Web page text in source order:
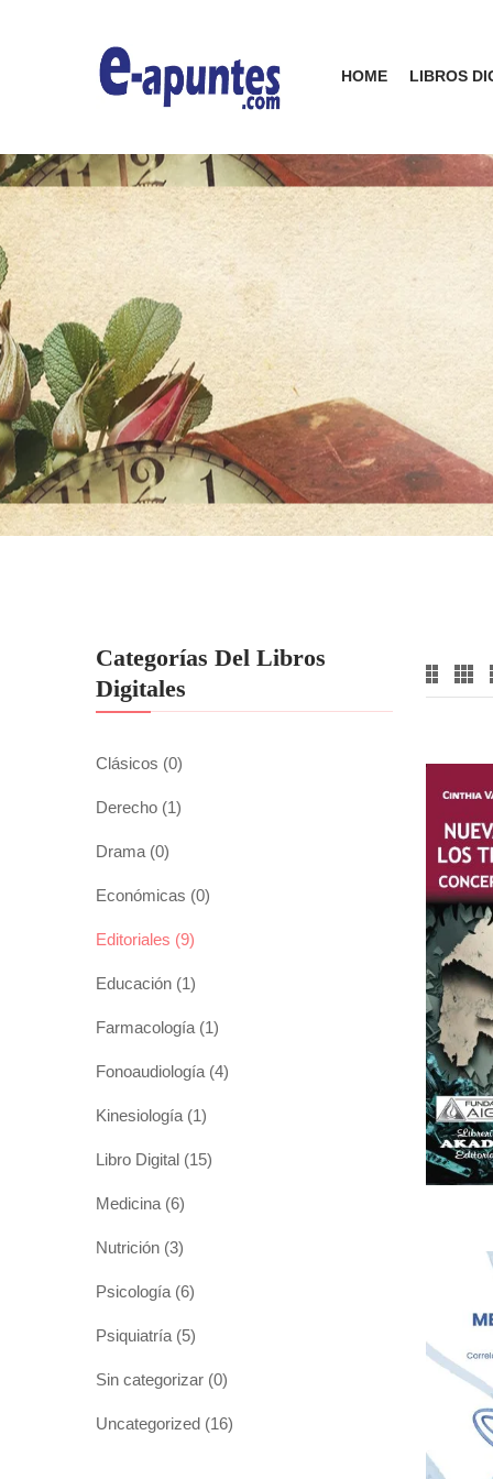
HOME LIBROS
Categorías Del Libros
Digitales
Clásicos (0)
Derecho (1)
Drama (0)
Económicas (0)
Editoriales (9)
Educación (1)
Farmacología (1)
Fonoaudiología (4)
Kinesiología (1)
Libro Digital (15)
Medicina (6)
Nutrición (3)
Psicología (6)
Psiquiatría (5)
Sin categorizar (0)
Uncategorized (16)